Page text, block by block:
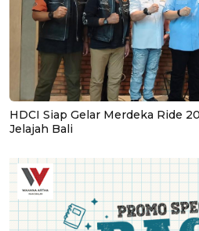
HDCI Siap Gelar Merdeka Ride
Jelajah Bali